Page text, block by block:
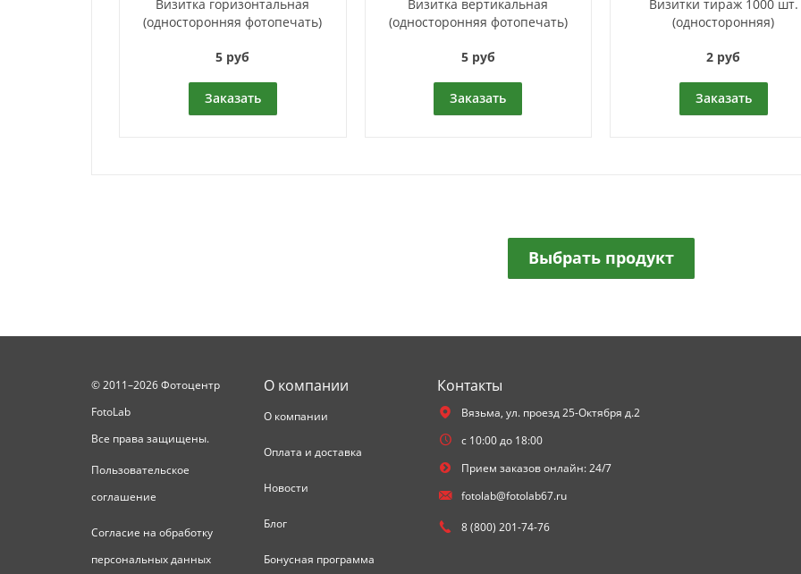
Визитка горизонтальная
(односторонняя фотопечать)
5 руб
Заказать
Визитка вертикальная
(односторонняя фотопечать)
5 руб
Заказать
Визитки тираж 1000 шт.
(односторонняя)
2 руб
Заказать
Выбрать продукт
© 2011–2026 Фотоцентр
FotoLab
Все права защищены.
Пользовательское
соглашение
Согласие на обработку
персональных данных
О компании
О компании
Оплата и доставка
Новости
Блог
Бонусная программа
Контакты
Вязьма, ул. проезд 25-Октября д.2
с 10:00 до 18:00
Прием заказов онлайн: 24/7
fotolab@fotolab67.ru
8 (800) 201-74-76